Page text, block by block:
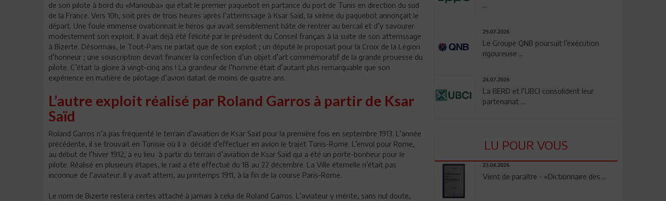
de son pilote à bord du «Manouba» qui était le premier paquebot en partance du port de Tunis en direction du sud
de la France. Vers 10h, soit près de trois heures après l’atterrissage à Ksar Saïd, la sirène du paquebot annonçait le
départ. Une foule immense ovationnait le héros qui avait sensiblement hâte de rentrer au bercail et d’y savourer
modestement son exploit. Il avait déjà été félicité par le président du Conseil français à la suite de son atterrissage
à Bizerte. Désormais, le Tout-Paris ne parlait que de son exploit ; un député le proposait pour la Croix de la Légion
d’honneur ; une souscription devait financer la confection d’un objet d’art commémoratif de la grande prouesse du
pilote. C’était la gloire à vingt-cinq ans ! La grandeur de l’homme était d’autant plus remarquable que son
expérience en matière de pilotage d’avion datait de moins de quatre ans.
L’autre exploit réalisé par Roland Garros à partir de Ksar
Saïd
Roland Garros n’a pas fréquenté le terrain d’aviation de Ksar Saïd pour la première fois en septembre 1913. L’année
précédente, il se trouvait en Tunisie où il a décidé d’effectuer en avion le trajet Tunis-Rome. L’envol pour Rome,
au début de l’hiver 1912, a eu lieu à partir du terrain d’aviation de Ksar Saïd qui a été un porte-bonheur pour le
pilote. Réalisé en plusieurs étapes, le raid a été effectué du 18 au 22 décembre. La Ville éternelle n’était pas
inconnue de l’aviateur. Il y avait atterri, au printemps 1911, à la fin de la course Paris-Rome.
Le nom de Bizerte restera certes attaché à jamais à celui de Roland Garros. L’aviateur y mérite, sans nul doute,
...
29.07.2026
Le Groupe QNB poursuit l’exécution
rigoureuse ...
24.07.2026
La BERD et l’UBCI consolident leur
partenariat ...
LU POUR VOUS
23.04.2026
Vient de paraître - «Dictionnaire des ...